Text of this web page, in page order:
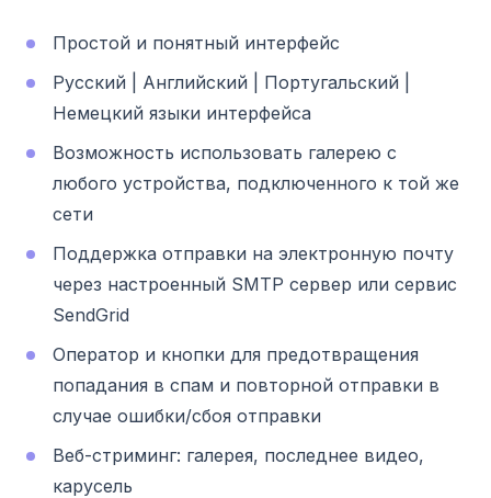
Простой и понятный интерфейс
Русский | Английский | Португальский |
Немецкий языки интерфейса
Возможность использовать галерею с
любого устройства, подключенного к той же
сети
Поддержка отправки на электронную почту
через настроенный SMTP сервер или сервис
SendGrid
Оператор и кнопки для предотвращения
попадания в спам и повторной отправки в
случае ошибки/сбоя отправки
Веб-стриминг: галерея, последнее видео,
карусель